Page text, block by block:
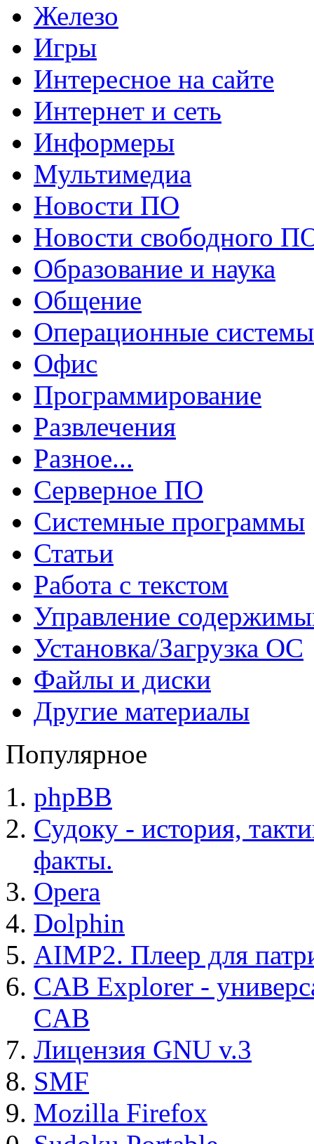
Железо
Игры
Интересное на сайте
Интернет и сеть
Информеры
Мультимедиа
Новости ПО
Новости свободного
Образование и наука
Общение
Операционные системы
Офис
Программирование
Развлечения
Разное...
Серверное ПО
Системные программы
Статьи
Работа с текстом
Управление
Установка/Загрузка ОС
Файлы и диски
Другие материалы
Популярное
phpBB
Судоку - история,
факты.
Opera
Dolphin
AIMP2. Плеер для
CAB Explorer -
CAB
Лицензия GNU v.3
SMF
Mozilla Firefox